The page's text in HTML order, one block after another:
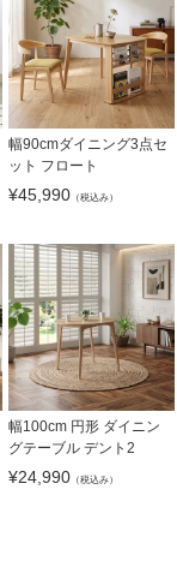
幅90cmダイニング3点セ
ット フロート
¥45,990（税込み）
幅100cm 円形 ダイニン
グテーブル デント2
¥24,990（税込み）